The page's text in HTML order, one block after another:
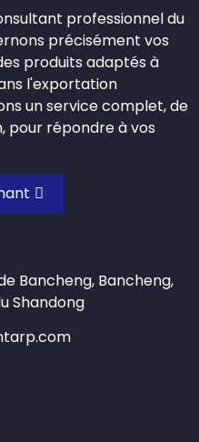
professionnel du
précisément vos
produits adaptés à
l'exportation
un service complet, de
pour répondre à vos
Bancheng, Bancheng,
Shandong